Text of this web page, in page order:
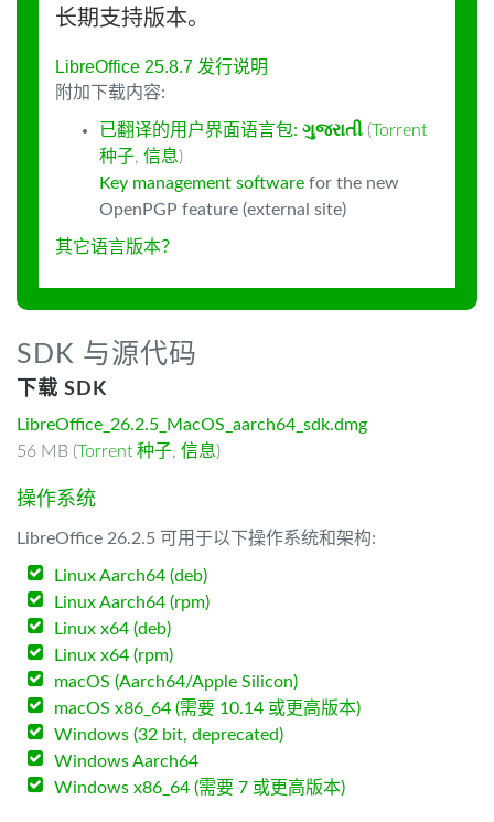
长期支持版本。
LibreOffice 25.8.7 发行说明
附加下载内容:
已翻译的用户界面语言包: ગુજરાતી (Torrent
种子, 信息)
Key management software for the new
OpenPGP feature (external site)
其它语言版本？
SDK 与源代码
下载 SDK
LibreOffice_26.2.5_MacOS_aarch64_sdk.dmg
56 MB (Torrent 种子, 信息)
操作系统
LibreOffice 26.2.5 可用于以下操作系统和架构:
Linux Aarch64 (deb)
Linux Aarch64 (rpm)
Linux x64 (deb)
Linux x64 (rpm)
macOS (Aarch64/Apple Silicon)
macOS x86_64 (需要 10.14 或更高版本)
Windows (32 bit, deprecated)
Windows Aarch64
Windows x86_64 (需要 7 或更高版本)